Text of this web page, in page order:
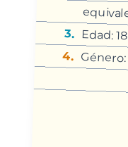
Edad: